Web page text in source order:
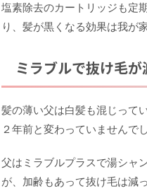
塩素除去のカートリッジも定
り、髪が黒くなる効果は我が
ミラブルで抜け毛
髪の薄い父は白髪も混じって
２年前と変わっていませんでし
父はミラブルプラスで湯シャ
が、加齢もあって抜け毛は減